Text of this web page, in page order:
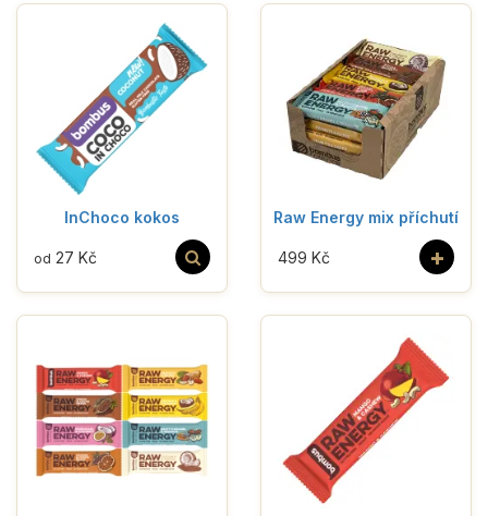
InChoco kokos
od 27 Kč
Raw Energy mix příchutí
+
499 Kč